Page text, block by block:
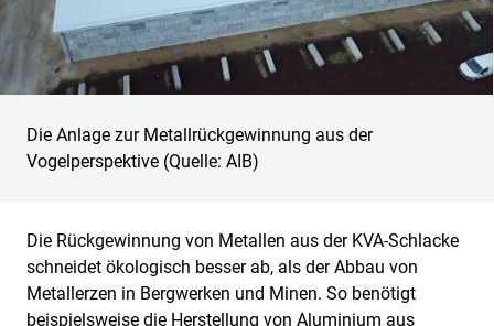
Die Anlage zur Metallrückgewinnung aus der
Vogelperspektive (Quelle: AIB)
Die Rückgewinnung von Metallen aus der KVA-Schlacke
schneidet ökologisch besser ab, als der Abbau von
Metallerzen in Bergwerken und Minen. So benötigt
beispielsweise die Herstellung von Aluminium aus